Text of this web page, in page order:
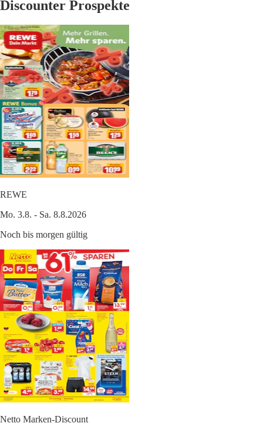
Discounter Prospekte
REWE
Mo. 3.8. - Sa. 8.8.2026
Noch bis morgen gültig
Netto Marken-Discount